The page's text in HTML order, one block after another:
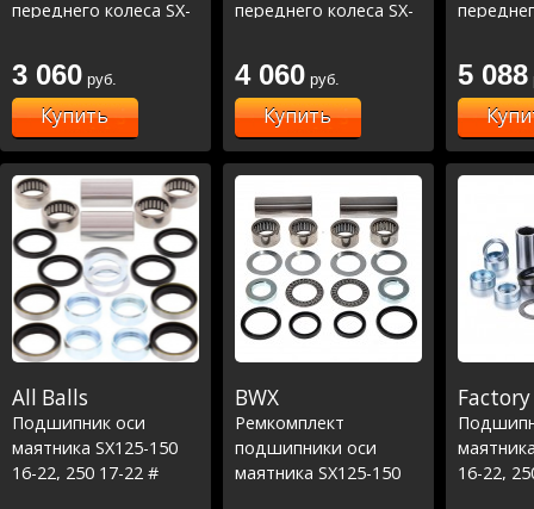
переднего колеса SX-
EXCF 12-22, TC-FC-FE-
TE 14-23 ,MC-MCF 21-
23 ,Beta RR300 2T 13-
22, Xtr300 15-22
3 060 руб.
Купить
переднего колеса SX-
EXCF 12-22, TC-FC-FE-
TE 14-23 ,MC-MCF 21-
23 ,Beta RR300 2T 13-
22, Xtr300 15-22
4 060 руб.
Купить
EXCF
TE 14-23
23 ,Beta
22,
Line
5 088
All Balls
Подшипник оси
маятника SX125-150
16-22, 250 17-22 #
BWX
Ремкомплект
подшипники оси
маятника SX125-150
16-22,